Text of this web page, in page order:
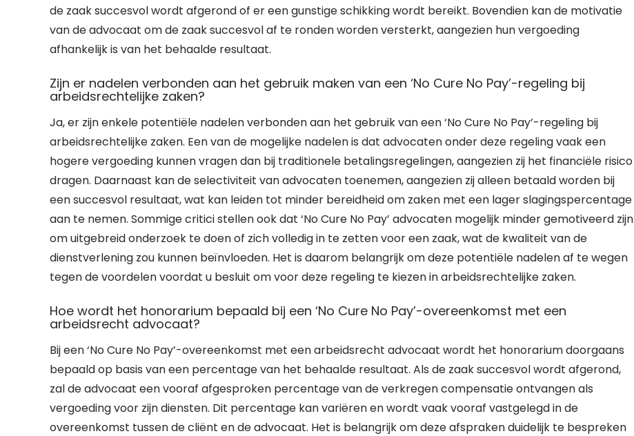
de zaak succesvol wordt afgerond of er een gunstige schikking wordt bereikt. Bovendien kan de motivatie
van de advocaat om de zaak succesvol af te ronden worden versterkt, aangezien hun vergoeding
afhankelijk is van het behaalde resultaat.
Zijn er nadelen verbonden aan het gebruik maken van een ‘No Cure No Pay’-regeling bij
arbeidsrechtelijke zaken?
Ja, er zijn enkele potentiële nadelen verbonden aan het gebruik van een ‘No Cure No Pay’-regeling bij
arbeidsrechtelijke zaken. Een van de mogelijke nadelen is dat advocaten onder deze regeling vaak een
hogere vergoeding kunnen vragen dan bij traditionele betalingsregelingen, aangezien zij het financiële risico
dragen. Daarnaast kan de selectiviteit van advocaten toenemen, aangezien zij alleen betaald worden bij
een succesvol resultaat, wat kan leiden tot minder bereidheid om zaken met een lager slagingspercentage
aan te nemen. Sommige critici stellen ook dat ‘No Cure No Pay’ advocaten mogelijk minder gemotiveerd zijn
om uitgebreid onderzoek te doen of zich volledig in te zetten voor een zaak, wat de kwaliteit van de
dienstverlening zou kunnen beïnvloeden. Het is daarom belangrijk om deze potentiële nadelen af te wegen
tegen de voordelen voordat u besluit om voor deze regeling te kiezen in arbeidsrechtelijke zaken.
Hoe wordt het honorarium bepaald bij een ‘No Cure No Pay’-overeenkomst met een
arbeidsrecht advocaat?
Bij een ‘No Cure No Pay’-overeenkomst met een arbeidsrecht advocaat wordt het honorarium doorgaans
bepaald op basis van een percentage van het behaalde resultaat. Als de zaak succesvol wordt afgerond,
zal de advocaat een vooraf afgesproken percentage van de verkregen compensatie ontvangen als
vergoeding voor zijn diensten. Dit percentage kan variëren en wordt vaak vooraf vastgelegd in de
overeenkomst tussen de cliënt en de advocaat. Het is belangrijk om deze afspraken duidelijk te bespreken